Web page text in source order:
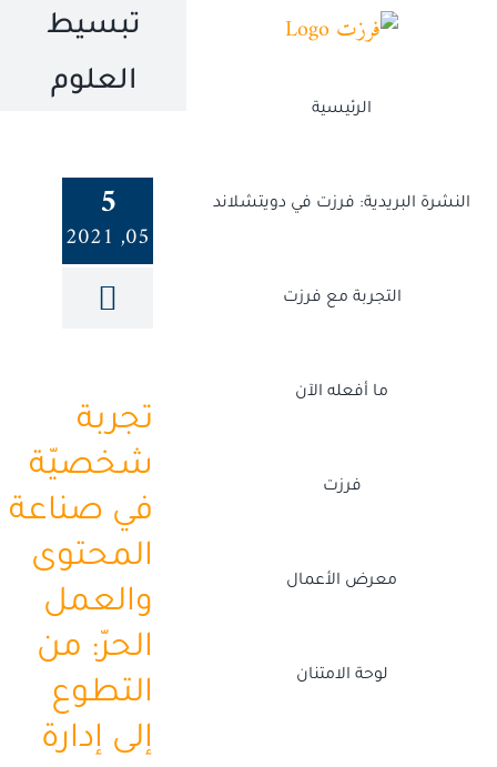
الرئيسية
النشرة البريدية: فرزت في دويتشلاند
التجربة مع فرزت
ما أفعله الآن
فرزت
معرض الأعمال
لوحة الامتنان
تبسيط
العلوم
5
05, 2021
تجربة
شخصيّة
في صناعة
المحتوى
والعمل
الحرّ: من
التطوع
إلى إدارة